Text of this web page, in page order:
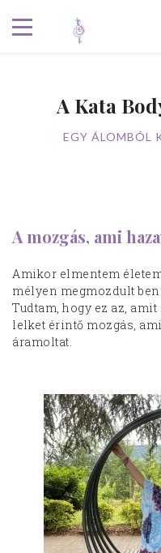
A Kata
EGY ÁLOMBÓL
A mozgás, ami
Amikor elmentem
mélyen megmozdult
Tudtam, hogy ez az,
lelket érintő mozgás,
áramoltat.